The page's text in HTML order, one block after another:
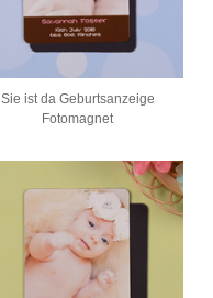
Sie ist da Geburtsanzeige
Fotomagnet